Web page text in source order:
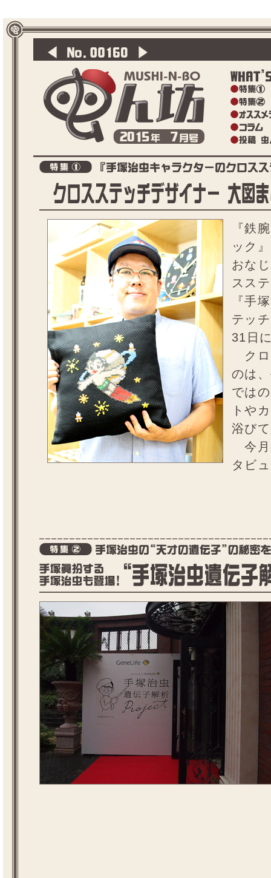
『鉄
ック
おな
スス
『手
テッ
31日
クロ
のは
では
トや
浴び
今月
タビ